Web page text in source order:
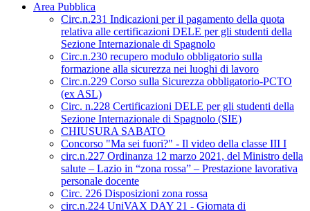
Area Pubblica
Circ.n.231 Indicazioni per il pagamento della quota
relativa alle certificazioni DELE per gli studenti della
Sezione Internazionale di Spagnolo
Circ.n.230 recupero modulo obbligatorio sulla
formazione alla sicurezza nei luoghi di lavoro
Circ.n.229 Corso sulla Sicurezza obbligatorio-PCTO
(ex ASL)
Circ. n.228 Certificazioni DELE per gli studenti della
Sezione Internazionale di Spagnolo (SIE)
CHIUSURA SABATO
Concorso "Ma sei fuori?" - Il video della classe III I
circ.n.227 Ordinanza 12 marzo 2021, del Ministro della
salute – Lazio in “zona rossa” – Prestazione lavorativa
personale docente
Circ. 226 Disposizioni zona rossa
circ.n.224 UniVAX DAY 21 - Giornata di